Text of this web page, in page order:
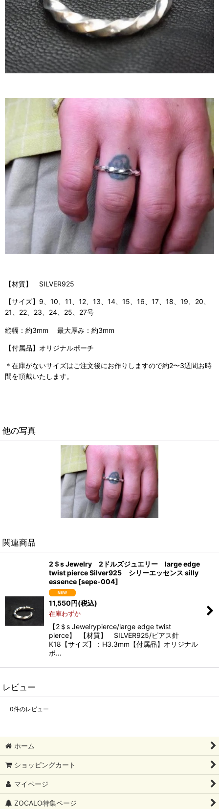
【材質】 SILVER925
【サイズ】9、10、11、12、13、14、15、16、17、18、19、20、
21、22、23、24、25、27号
縦幅：約3mm 最大厚み：約3mm
【付属品】オリジナルポーチ
＊在庫がないサイズはご注文後にお作りしますので約2〜3週間お時
間を頂戴いたします。
他の写真
関連商品
2＄s Jewelry 2ドルズジュエリー large edge
twist pierce Silver925 シリーエッセンス silly
essence [sepe-004]
11,550円(税込)
在庫わずか
【2＄s Jewelrypierce/large edge twist
pierce】 【材質】 SILVER925/ピアス針
K18【サイズ】：H3.3mm【付属品】オリジナル
ポ…
レビュー
0件のレビュー
ホーム
ショッピングカート
マイページ
ZOCALO特集ページ